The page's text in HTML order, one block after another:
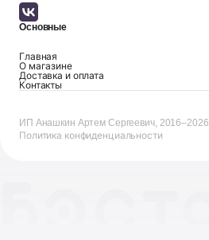
Основные
Главная
О магазине
Доставка и оплата
Контакты
ИП Анашкин Артем Сергеевич, 2016–2026
Политика конфиденциальности